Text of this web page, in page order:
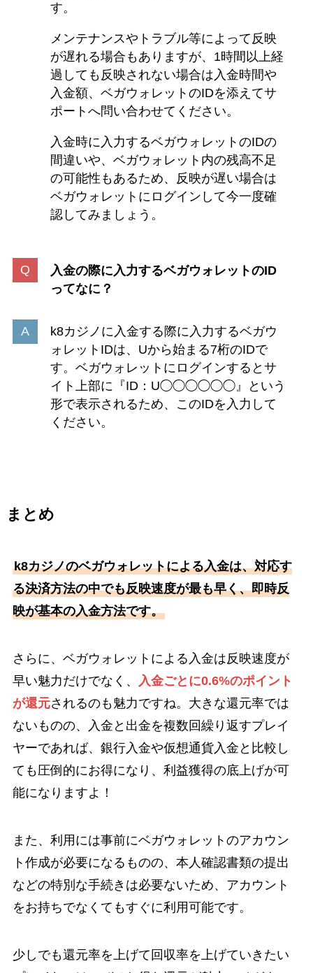
す。
メンテナンスやトラブル等によって反映
が遅れる場合もありますが、1時間以上経
過しても反映されない場合は入金時間や
入金額、ベガウォレットのIDを添えてサ
ポートへ問い合わせてください。
入金時に入力するベガウォレットのIDの
間違いや、ベガウォレット内の残高不足
の可能性もあるため、反映が遅い場合は
ベガウォレットにログインして今一度確
認してみましょう。
入金の際に入力するベガウォレットのID
ってなに？
k8カジノに入金する際に入力するベガウ
ォレットIDは、Uから始まる7桁のIDで
す。ベガウォレットにログインするとサ
イト上部に『ID：U◯◯◯◯◯◯』という
形で表示されるため、このIDを入力して
ください。
まとめ
k8カジノのベガウォレットによる入金は、対応す
る決済方法の中でも反映速度が最も早く、即時反
映が基本の入金方法です。
さらに、ベガウォレットによる入金は反映速度が
早い魅力だけでなく、
入金ごとに0.6%のポイント
が還元されるのも魅力ですね。大きな還元率では
ないものの、入金と出金を複数回繰り返すプレイ
ヤーであれば、銀行入金や仮想通貨入金と比較し
ても圧倒的にお得になり、利益獲得の底上げが可
能になりますよ！
また、利用には事前にベガウォレットのアカウン
ト作成が必要になるものの、本人確認書類の提出
などの特別な手続きは必要ないため、アカウント
をお持ちでなくてもすぐに利用可能です。
少しでも還元率を上げて回収率を上げていきたい